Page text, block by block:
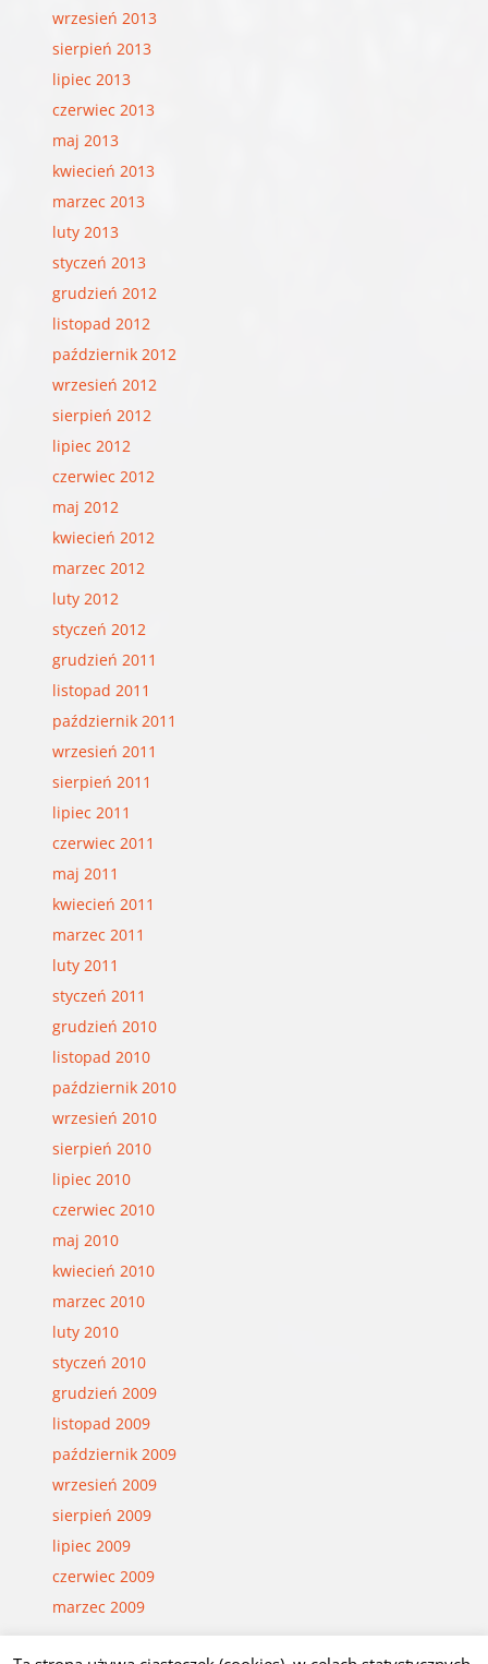
wrzesień 2013
sierpień 2013
lipiec 2013
czerwiec 2013
maj 2013
kwiecień 2013
marzec 2013
luty 2013
styczeń 2013
grudzień 2012
listopad 2012
październik 2012
wrzesień 2012
sierpień 2012
lipiec 2012
czerwiec 2012
maj 2012
kwiecień 2012
marzec 2012
luty 2012
styczeń 2012
grudzień 2011
listopad 2011
październik 2011
wrzesień 2011
sierpień 2011
lipiec 2011
czerwiec 2011
maj 2011
kwiecień 2011
marzec 2011
luty 2011
styczeń 2011
grudzień 2010
listopad 2010
październik 2010
wrzesień 2010
sierpień 2010
lipiec 2010
czerwiec 2010
maj 2010
kwiecień 2010
marzec 2010
luty 2010
styczeń 2010
grudzień 2009
listopad 2009
październik 2009
wrzesień 2009
sierpień 2009
lipiec 2009
czerwiec 2009
marzec 2009